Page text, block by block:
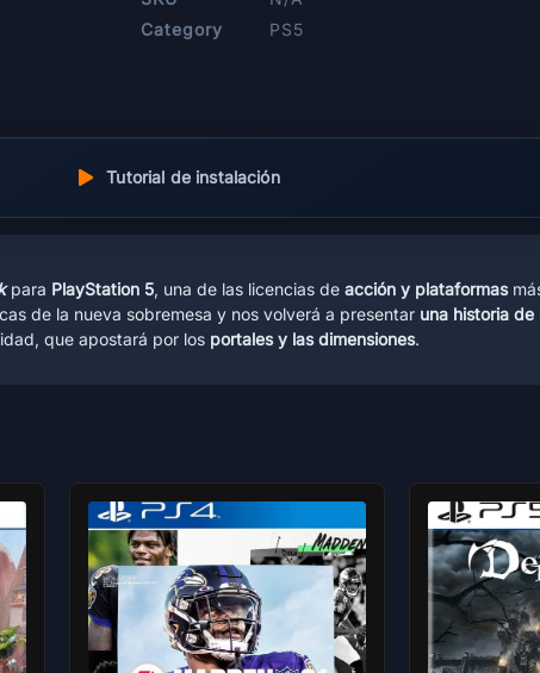
Category
PS5
Tutorial de instalación
para PlayStation 5, una de las licencias de acción y plataformas
de la nueva sobremesa y nos volverá a presentar una historia
que apostará por los portales y las dimensiones.